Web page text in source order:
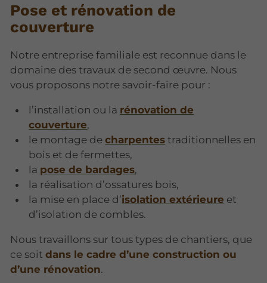
Pose et rénovation de
couverture
Notre entreprise familiale est reconnue dans le
domaine des travaux de second œuvre. Nous
vous proposons notre savoir-faire pour :
l’installation ou la rénovation de
couverture,
le montage decharpentes traditionnelles en
bois et de fermettes,
la pose de bardages,
la réalisation d’ossatures bois,
la mise en place d’isolation extérieure et
d’isolation de combles.
Nous travaillons sur tous types de chantiers, que
ce soit dans le cadre d’une construction ou
d’une rénovation.